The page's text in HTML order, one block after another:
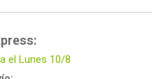
el Lunes 10/8